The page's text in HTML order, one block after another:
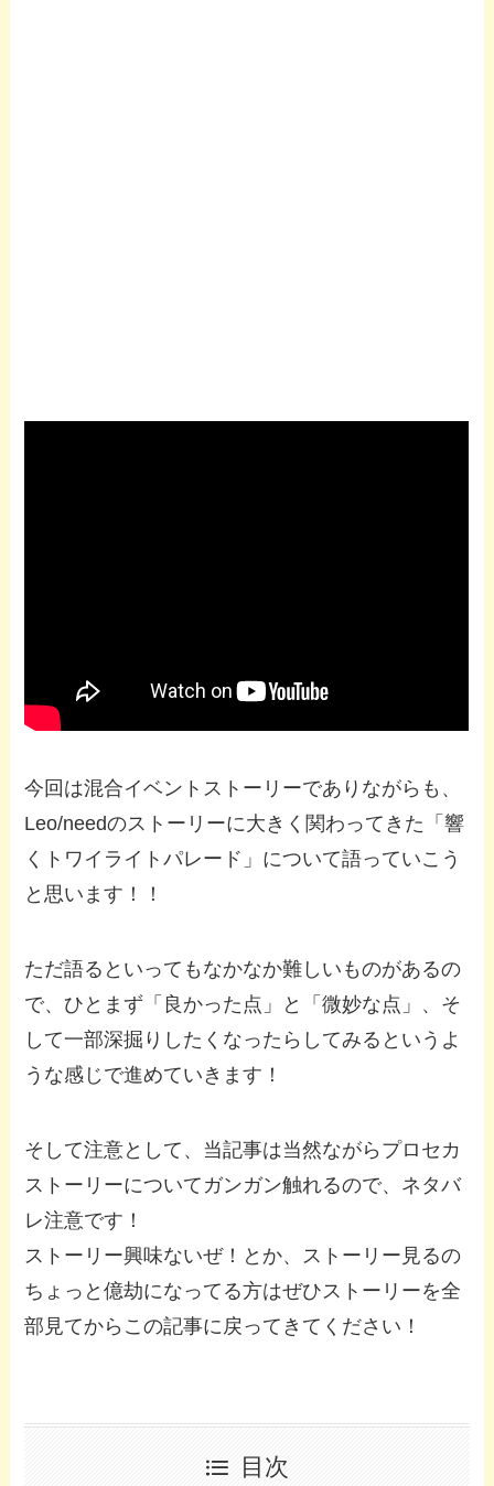
今回は混合イベントストーリーでありながらも、
Leo/needのストーリーに大きく関わってきた「響
くトワイライトパレード」について語っていこう
と思います！！
ただ語るといってもなかなか難しいものがあるの
で、ひとまず「良かった点」と「微妙な点」、そ
して一部深掘りしたくなったらしてみるというよ
うな感じで進めていきます！
そして注意として、当記事は当然ながらプロセカ
ストーリーについてガンガン触れるので、ネタバ
レ注意です！
ストーリー興味ないぜ！とか、ストーリー見るの
ちょっと億劫になってる方はぜひストーリーを全
部見てからこの記事に戻ってきてください！
目次